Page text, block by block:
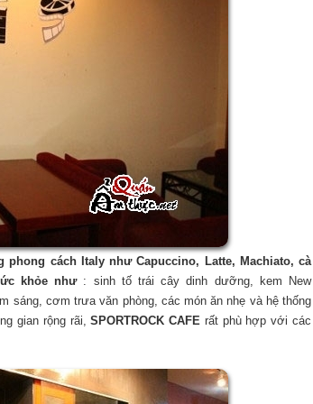
phong cách Italy như Capuccino, Latte, Machiato, cà
khỏe như: sinh tố trái cây dinh dưỡng, kem New
sáng, cơm trưa văn phòng, các món ăn nhẹ và hệ thống
gian rộng rãi,SPORTROCK CAFE rất phù hợp với các